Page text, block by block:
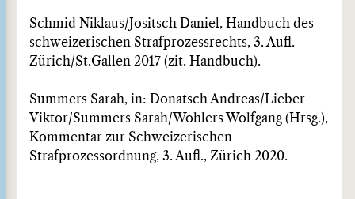
Schmid Niklaus/Jositsch Daniel, Handbuch des
schweizerischen Strafprozessrechts, 3. Aufl.
Zürich/St.Gallen 2017 (zit. Handbuch).
Summers Sarah, in: Donatsch Andreas/Lieber
Viktor/Summers Sarah/Wohlers Wolfgang (Hrsg.),
Kommentar zur Schweizerischen
Strafprozessordnung, 3. Aufl., Zürich 2020.